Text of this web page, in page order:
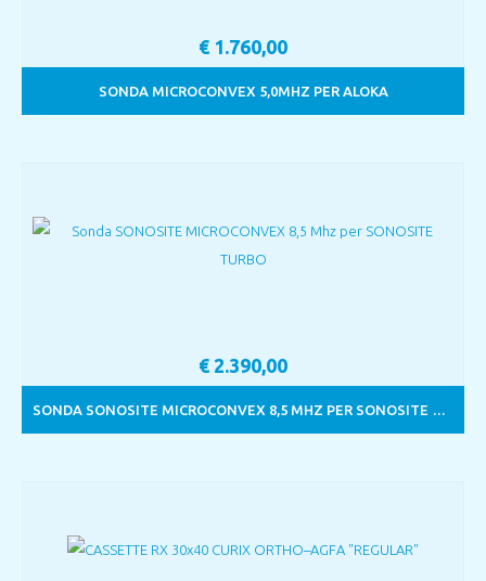
SONDA MICROCONVEX 5,0MHZ PER ALOKA
€ 1.760,00
SONDA SONOSITE MICROCONVEX 8,5 MHZ PER SONOSITE TURBO
€ 2.390,00